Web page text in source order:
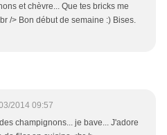
et chèvre... Que tes bricks me
/> Bon début de semaine :) Bises.
2014 09:57
champignons... je bave... J'adore